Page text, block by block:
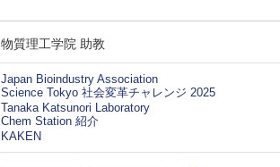
物質理工学院 助教
Japan Bioindustry Association
Science Tokyo 社会変革チャレンジ 2025
Tanaka Katsunori Laboratory
Chem Station 紹介
KAKEN